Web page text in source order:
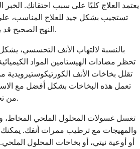
يعتمد العلاج كليًا على سبب احتقانك.
تستجيب بشكل جيد للعلاج المناسب،
النهج الصحيح قد يستغرق أحيانًا صبرًا وتعديلًا.
بالنسبة لالتهاب الأنف التحسسي،
تحظر مضادات الهيستامين المواد
تقلل بخاخات الأنف
تعمل هذه البخاخات بشكل أفضل مع
من تخفيف الأعراض عند الحاجة.
تغسل غسولات المحلول الملحي المخاط،
والمهيجات مع ترطيب ممرات أنفك.
أو أوعية نيتي، أو بخاخات المحلول